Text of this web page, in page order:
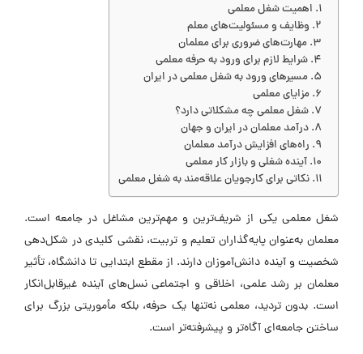
اهمیت شغل معلمی
وظایف و مسئولیت‌های معلم
مهارت‌های ضروری برای معلمان
شرایط لازم برای ورود به حرفه معلمی
مسیرهای ورود به شغل معلمی در ایران
مزایای معلمی
شغل معلمی چه مشکلاتی دارد؟
درآمد معلمان در ایران و جهان
راه‌های افزایش درآمد معلمان
آینده شغلی و بازار کار معلمی
نکاتی برای کارجویان علاقه‌مند به شغل معلمی
شغل معلمی یکی از شریف‌ترین و مهم‌ترین مشاغل در جامعه‌ است.
معلمان به‌عنوان پایه‌گذاران تعلیم و تربیت، نقشی کلیدی در شکل‌دهی
شخصیت و آینده دانش‌آموزان دارند. از مقطع ابتدایی تا دانشگاه، تأثیر
معلمان بر رشد علمی، اخلاقی و اجتماعی نسل‌های آینده غیرقابل‌انکار
است. بدون تردید، معلمی نه‌تنها یک حرفه، بلکه مأموریتی بزرگ برای
ساختن جامعه‌ای آگاه‌تر و پیشرفته‌تر است.